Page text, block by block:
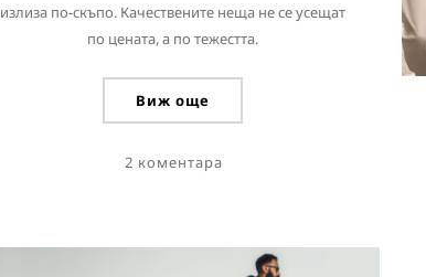
излиза по-скъпо. Качествените неща не се усещат
по цената, а по тежестта.
Виж още
2 коментара